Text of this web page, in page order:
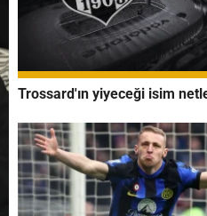
Trossard'ın yiyeceği isim